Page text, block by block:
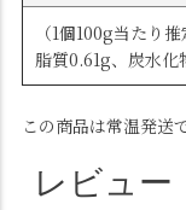
（1個100g当たり
脂質0.61g、炭水
この商品は常温発送
レビュー